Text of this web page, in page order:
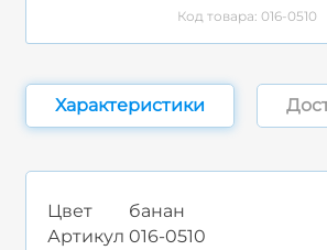
Код товара: 016-0510
Характеристики
Цвет
банан
Артикул 016-0510